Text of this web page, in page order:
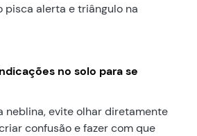
pisca alerta e triângulo na
no solo para se
neblina, evite olhar diretamente
confusão e fazer com que